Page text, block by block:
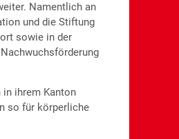
Namentlich an
und die Stiftung
sowie in der
ihrem Kanton
so für körperliche